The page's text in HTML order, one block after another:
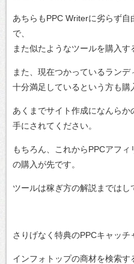
あちらもPPC Writerに劣らず
で、
また似たようなツールを購入す
また、現在つかっているランデ
十分満足しているという方も購
あくまでサイト作成になんら
手にされてください。
もちろん、これからPPCアフ
の購入が先です。
ツールは稼ぎ方の解説まではし
さりげなく特典のPPCキャッチ
インフォトップの商材を検索す